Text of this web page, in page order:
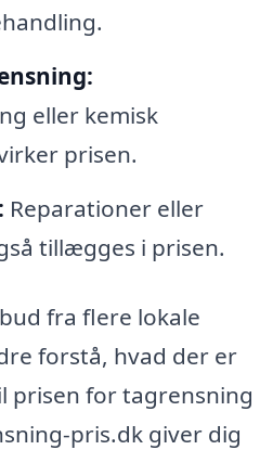
eller kemisk
prisen.
Reparationer eller
tillægges i prisen.
fra flere lokale
forstå, hvad der er
prisen for tagrensning
pris.dk giver dig